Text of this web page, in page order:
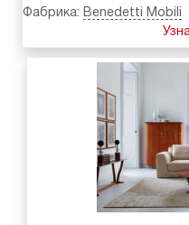
Фабрика: Benedetti Mobili